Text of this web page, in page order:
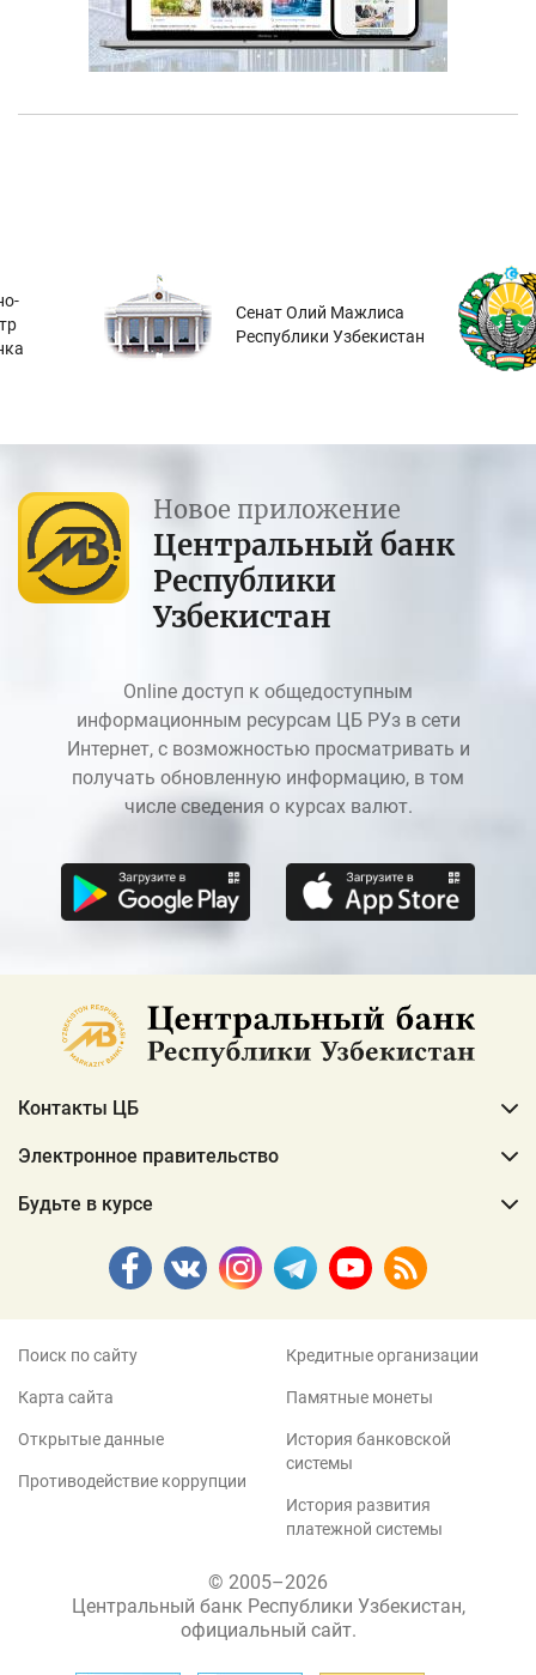
Сенат Олий Мажлиса
Республики Узбекистан
Новое приложение
Центральный банк
Республики
Узбекистан
Online доступ к общедоступным
информационным ресурсам ЦБ РУз в сети
Интернет, с возможностью просматривать и
получать обновленную информацию, в том
числе сведения о курсах валют.
Контакты ЦБ
Электронное правительство
Будьте в курсе
Поиск по сайту
Карта сайта
Открытые данные
Противодействие коррупции
Кредитные организации
Памятные монеты
История банковской
системы
История развития
платежной системы
© 2005–2026
Центральный банк Республики Узбекистан,
официальный сайт.